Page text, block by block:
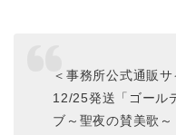
＜事務所公式通販
12/25発送「ゴール
ブ～聖夜の賛美歌